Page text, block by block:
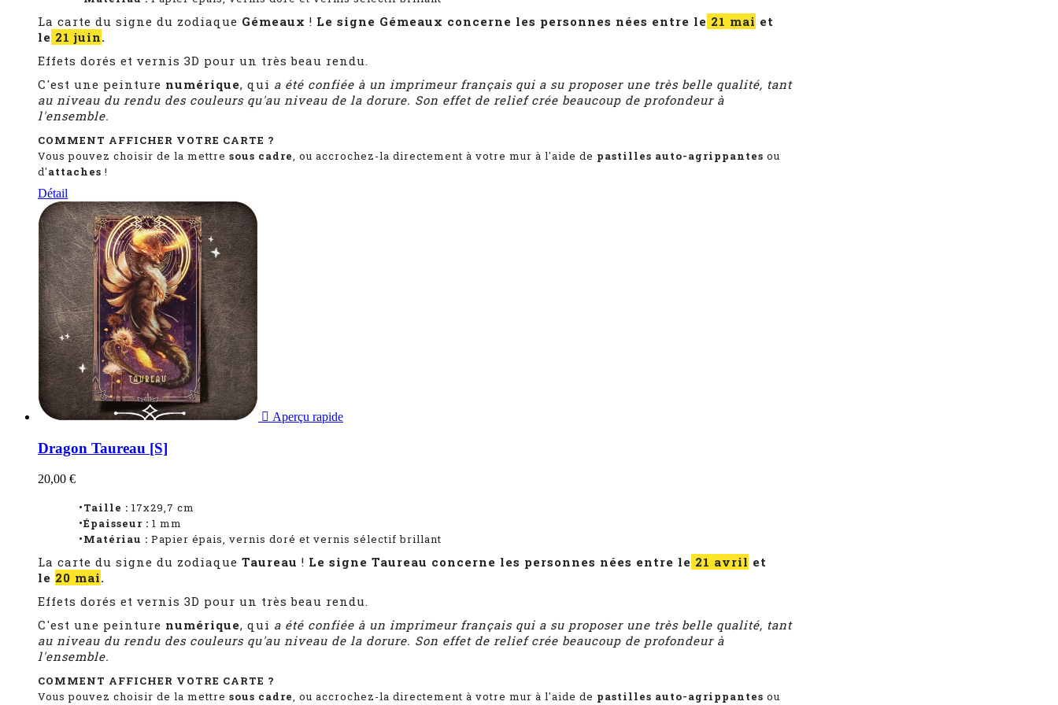
La carte du signe du zodiaque Gémeaux ! Le signe Gémeaux concerne les personnes nées entre le 21 mai et
le 21 juin.
Effets dorés et vernis 3D pour un très beau rendu.
C'est une peinture numérique, qui a été confiée à un imprimeur français qui a su proposer une très belle qualité, tant
au niveau du rendu des couleurs qu'au niveau de la dorure. Son effet de relief crée beaucoup de profondeur à
l'ensemble.
COMMENT AFFICHER VOTRE CARTE ?
Vous pouvez choisir de la mettre sous cadre, ou accrochez-la directement à votre mur à l'aide de pastilles auto-agrippantes ou
d'attaches !
Détail
 Aperçu rapide
Dragon Taureau [S]
20,00 €
•Taille : 17x29,7 cm
•Épaisseur : 1 mm
•Matériau : Papier épais, vernis doré et vernis sélectif brillant
La carte du signe du zodiaque Taureau ! Le signe Taureau concerne les personnes nées entre le 21 avril et
le 20 mai.
Effets dorés et vernis 3D pour un très beau rendu.
C'est une peinture numérique, qui a été confiée à un imprimeur français qui a su proposer une très belle qualité, tant
au niveau du rendu des couleurs qu'au niveau de la dorure. Son effet de relief crée beaucoup de profondeur à
l'ensemble.
COMMENT AFFICHER VOTRE CARTE ?
Vous pouvez choisir de la mettre sous cadre, ou accrochez-la directement à votre mur à l'aide de pastilles auto-agrippantes ou